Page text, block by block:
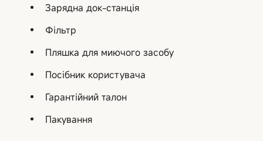
Зарядна док-станція
Фільтр
Пляшка для миючого засобу
Посібник користувача
Гарантійний талон
Пакування